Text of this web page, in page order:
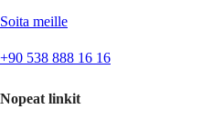
Soita meille
+90 538 888 16 16
Nopeat linkit